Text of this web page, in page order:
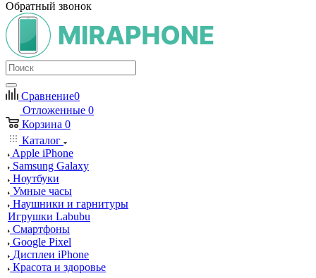
Обратный звонок
Сравнение0
Отложенные 0
Корзина 0
Каталог
Apple iPhone
Samsung Galaxy
Ноутбуки
Умные часы
Наушники и гарнитуры
Игрушки Labubu
Смартфоны
Google Pixel
Дисплеи iPhone
Красота и здоровье